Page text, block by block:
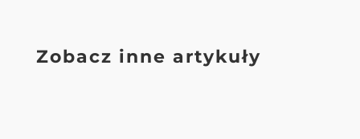
Zobacz inne artykuły